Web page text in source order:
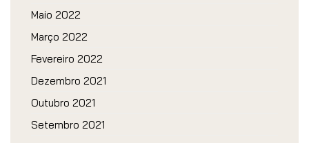
Maio 2022
Março 2022
Fevereiro 2022
Dezembro 2021
Outubro 2021
Setembro 2021